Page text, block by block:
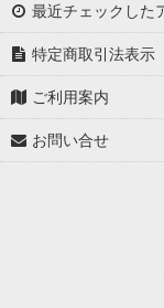
最近チェックした
特定商取引法表示
ご利用案内
お問い合せ